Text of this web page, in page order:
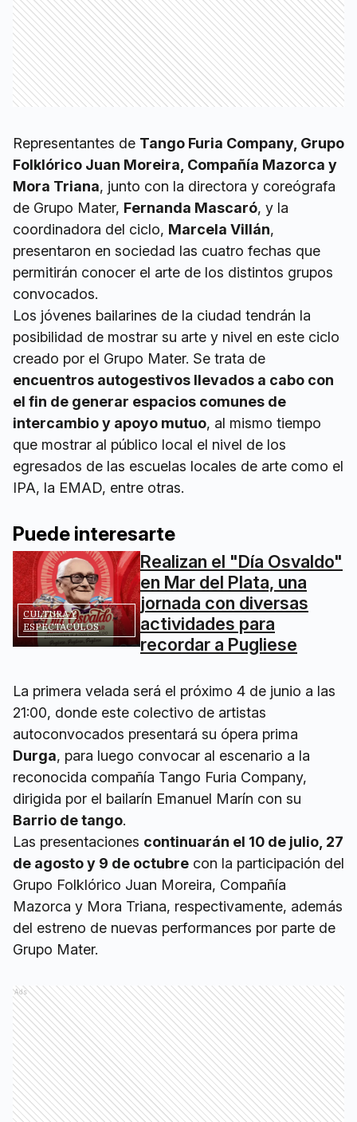
Representantes de Tango Furia Company, Grupo
Folklórico Juan Moreira, Compañía Mazorca y
Mora Triana, junto con la directora y coreógrafa
de Grupo Mater, Fernanda Mascaró, y la
coordinadora del ciclo, Marcela Villán,
presentaron en sociedad las cuatro fechas que
permitirán conocer el arte de los distintos grupos
convocados.
Los jóvenes bailarines de la ciudad tendrán la
posibilidad de mostrar su arte y nivel en este ciclo
creado por el Grupo Mater. Se trata de
encuentros autogestivos llevados a cabo con
el fin de generar espacios comunes de
intercambio y apoyo mutuo, al mismo tiempo
que mostrar al público local el nivel de los
egresados de las escuelas locales de arte como el
IPA, la EMAD, entre otras.
Puede interesarte
CULTURA Y
ESPECTÁCULOS
Realizan el "Día Osvaldo"
en Mar del Plata, una
jornada con diversas
actividades para
recordar a Pugliese
La primera velada será el próximo 4 de junio a las
21:00, donde este colectivo de artistas
autoconvocados presentará su ópera prima
Durga, para luego convocar al escenario a la
reconocida compañía Tango Furia Company,
dirigida por el bailarín Emanuel Marín con su
Barrio de tango.
Las presentaciones continuarán el 10 de julio, 27
de agosto y 9 de octubre con la participación del
Grupo Folklórico Juan Moreira, Compañía
Mazorca y Mora Triana, respectivamente, además
del estreno de nuevas performances por parte de
Grupo Mater.
Ads